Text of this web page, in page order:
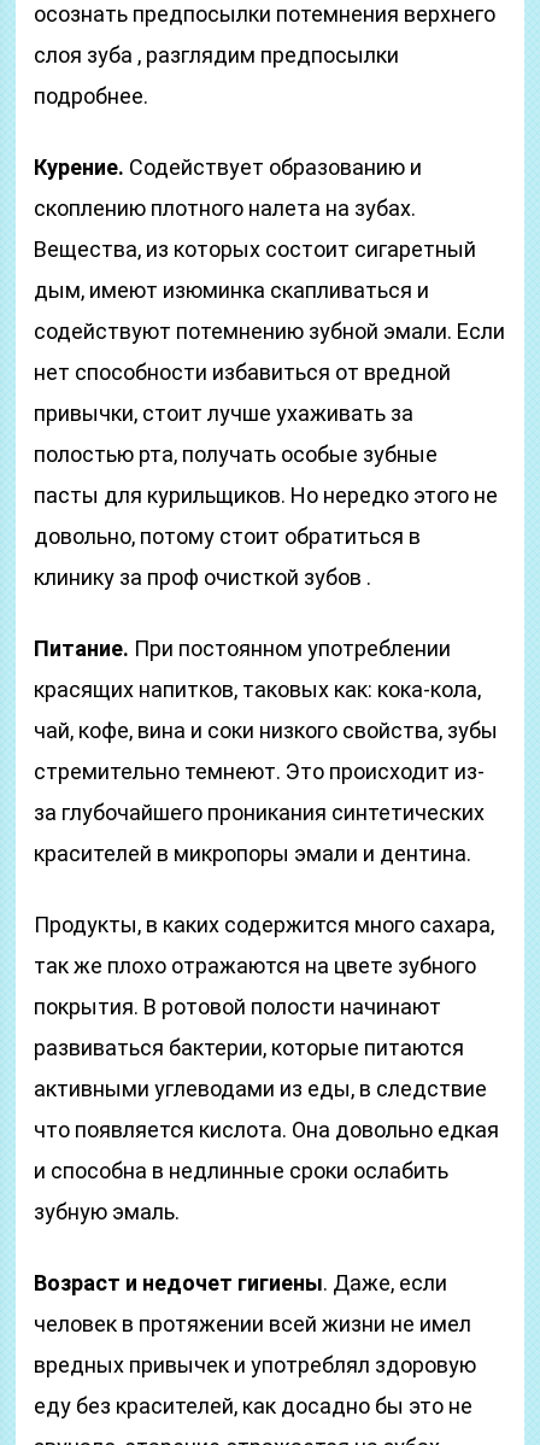
осознать предпосылки потемнения верхнего
слоя зуба , разглядим предпосылки
подробнее.
Курение. Содействует образованию и
скоплению плотного налета на зубах.
Вещества, из которых состоит сигаретный
дым, имеют изюминка скапливаться и
содействуют потемнению зубной эмали. Если
нет способности избавиться от вредной
привычки, стоит лучше ухаживать за
полостью рта, получать особые зубные
пасты для курильщиков. Но нередко этого не
довольно, потому стоит обратиться в
клинику за проф очисткой зубов .
Питание. При постоянном употреблении
красящих напитков, таковых как: кока-кола,
чай, кофе, вина и соки низкого свойства, зубы
стремительно темнеют. Это происходит из-
за глубочайшего проникания синтетических
красителей в микропоры эмали и дентина.
Продукты, в каких содержится много сахара,
так же плохо отражаются на цвете зубного
покрытия. В ротовой полости начинают
развиваться бактерии, которые питаются
активными углеводами из еды, в следствие
что появляется кислота. Она довольно едкая
и способна в недлинные сроки ослабить
зубную эмаль.
Возраст и недочет гигиены. Даже, если
человек в протяжении всей жизни не имел
вредных привычек и употреблял здоровую
еду без красителей, как досадно бы это не